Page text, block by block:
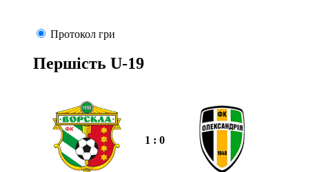
Протокол гри
Першість U-19
1 : 0